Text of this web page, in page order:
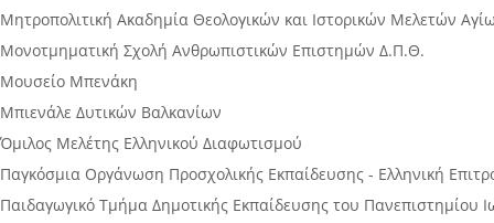
Μητροπολιτική Ακαδημία Θεολογικών και Ιστορικών Μελετών
Μονοτμηματική Σχολή Ανθρωπιστικών Επιστημών Δ.Π.Θ.
Μουσείο Μπενάκη
Μπιενάλε Δυτικών Βαλκανίων
Όμιλος Μελέτης Ελληνικού Διαφωτισμού
Παγκόσμια Οργάνωση Προσχολικής Εκπαίδευσης - Ελληνική
Παιδαγωγικό Τμήμα Δημοτικής Εκπαίδευσης του Πανεπιστημίου